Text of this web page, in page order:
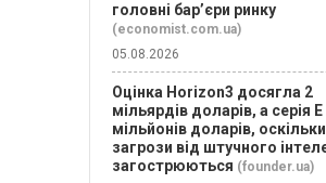
головні бар’єри ринку
(economist.com.ua)
05.08.2026
Оцінка Horizon3 досягла 2
мільярдів доларів, а серія
мільйонів доларів, оскільки
загрози від штучного
загострюються (founder.ua)